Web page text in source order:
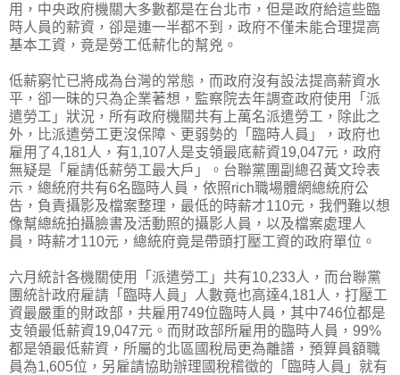
用，中央政府機關大多數都是在台北市，但是政府給這些臨
時人員的薪資，卻是連一半都不到，政府不僅未能合理提高
基本工資，竟是勞工低薪化的幫兇。
低薪窮忙已將成為台灣的常態，而政府沒有設法提高薪資水
平，卻一昧的只為企業著想，監察院去年調查政府使用「派
遣勞工」狀況，所有政府機關共有上萬名派遣勞工，除此之
外，比派遣勞工更沒保障、更弱勢的「臨時人員」，政府也
雇用了4,181人，有1,107人是支領最底薪資19,047元，政府
無疑是「雇請低薪勞工最大戶」。台聯黨團副總召黃文玲表
示，總統府共有6名臨時人員，依照rich職場體網總統府公
告，負責攝影及檔案整理，最低的時薪才110元，我們難以想
像幫總統拍攝臉書及活動照的攝影人員，以及檔案處理人
員，時薪才110元，總統府竟是帶頭打壓工資的政府單位。
六月統計各機關使用「派遣勞工」共有10,233人，而台聯黨
團統計政府雇請「臨時人員」人數竟也高達4,181人，打壓工
資最嚴重的財政部，共雇用749位臨時人員，其中746位都是
支領最低薪資19,047元。而財政部所雇用的臨時人員，99%
都是領最低薪資，所屬的北區國稅局更為離譜，預算員額職
員為1,605位，另雇請協助辦理國稅稽徵的「臨時人員」就有